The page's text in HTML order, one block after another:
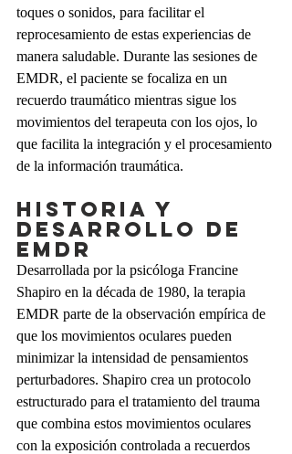
toques o sonidos, para facilitar el
reprocesamiento de estas experiencias de
manera saludable. Durante las sesiones de
EMDR, el paciente se focaliza en un
recuerdo traumático mientras sigue los
movimientos del terapeuta con los ojos, lo
que facilita la integración y el procesamiento
de la información traumática.
Historia y
desarrollo de
EMDR
Desarrollada por la psicóloga Francine
Shapiro en la década de 1980, la terapia
EMDR parte de la observación empírica de
que los movimientos oculares pueden
minimizar la intensidad de pensamientos
perturbadores. Shapiro crea un protocolo
estructurado para el tratamiento del trauma
que combina estos movimientos oculares
con la exposición controlada a recuerdos